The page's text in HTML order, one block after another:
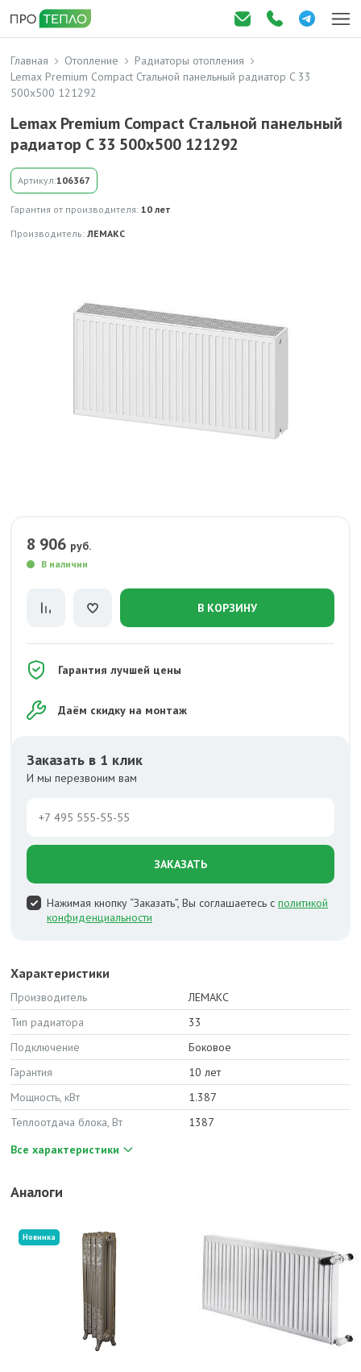
Главная Отопление
Радиаторы отопления
Lemax Premium Compact Стальной панельный радиатор C 33
500х500 121292
Lemax Premium Compact Стальной панельный
радиатор C 33 500х500 121292
Артикул:106367
Гарантия от производителя: 10 лет
Производитель: ЛЕМАКС
8 906 руб.
В наличии
В КОРЗИНУ
Гарантия лучшей цены
Даём скидку на монтаж
Заказать в 1 клик
И мы перезвоним вам
ЗАКАЗАТЬ
Нажимая кнопку “Заказать”, Вы соглашаетесь с политикой
конфиденциальности
Характеристики
Производитель
ЛЕМАКС
Тип радиатора
33
Подключение
Боковое
Гарантия
10 лет
Мощность, кВт
1.387
Теплоотдача блока, Вт
1387
Все характеристики
Аналоги
Новинка